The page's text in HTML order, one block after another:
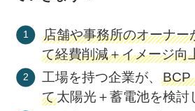
店舗や事務所のオーナー
て経費削減＋イメージ向
工場を持つ企業が、BCP
て太陽光＋蓄電池を検討